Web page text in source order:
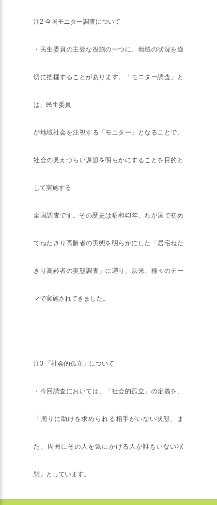
注2 全国モニター調査について
・民生委員の主要な役割の一つに、地域の状況を適
切に把握することがあります。「モニター調査」と
は、民生委員
が地域社会を注視する「モニター」となることで、
社会の見えづらい課題を明らかにすることを目的と
して実施する
全国調査です。その歴史は昭和43年、わが国で初め
てねたきり高齢者の実態を明らかにした「居宅ねた
きり高齢者の実態調査」に遡り、以来、種々のテー
マで実施されてきました。
注3 「社会的孤立」について
・今回調査においては、「社会的孤立」の定義を、
「周りに助けを求められる相手がいない状態、ま
た、周囲にその人を気にかける人が誰もいない状
態」としています。